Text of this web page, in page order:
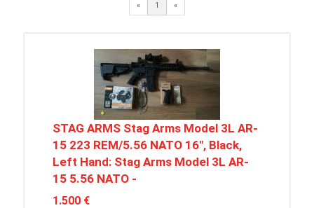
« 1 «
STAG ARMS Stag Arms Model 3L AR-
15 223 REM/5.56 NATO 16", Black,
Left Hand: Stag Arms Model 3L AR-
15 5.56 NATO -
1.500 €